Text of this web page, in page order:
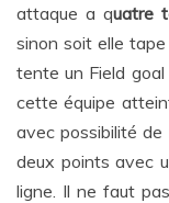
attaque a quatre
sinon soit elle
tente un Field
cette équipe
avec possibilité de
deux points avec
ligne. Il ne faut